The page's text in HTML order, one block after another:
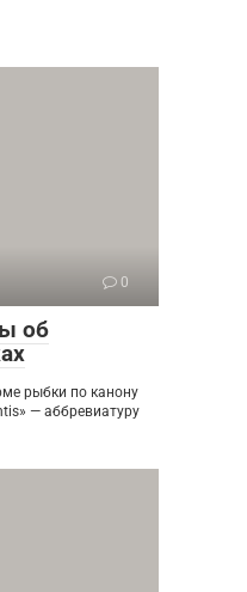
0
об
рыбки по канону
— аббревиатуру